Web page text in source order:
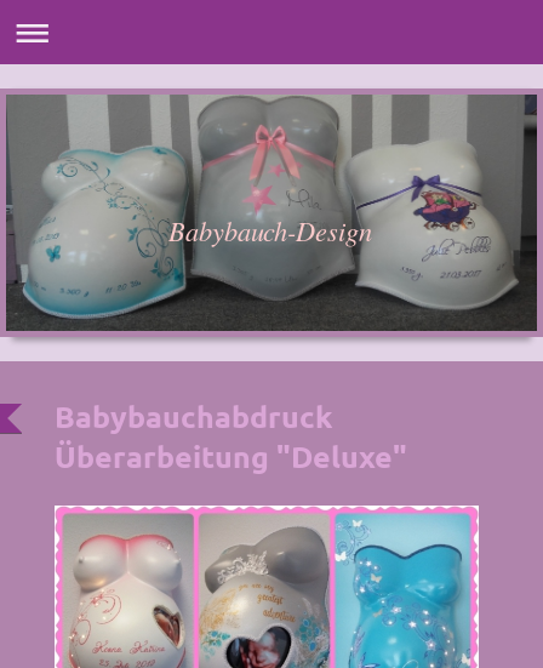
Babybauch-Design
Babybauchabdruck
Überarbeitung "Deluxe"